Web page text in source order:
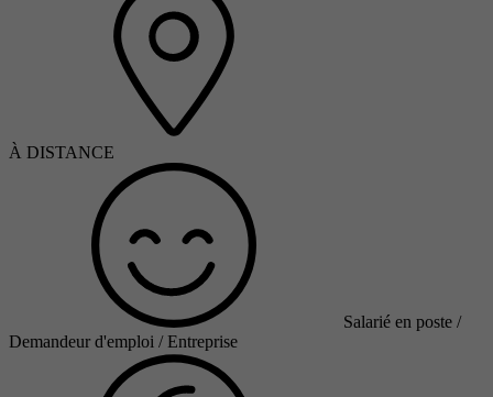
À DISTANCE
Salarié en poste /
Demandeur d'emploi / Entreprise